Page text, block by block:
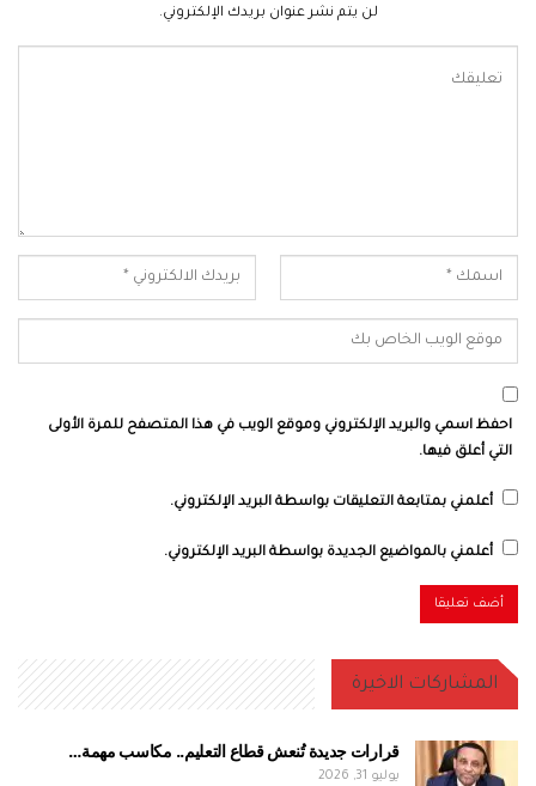
لن يتم نشر عنوان بريدك الإلكتروني.
احفظ اسمي والبريد الإلكتروني وموقع الويب في هذا المتصفح للمرة الأولى
التي أعلق فيها.
أعلمني بمتابعة التعليقات بواسطة البريد الإلكتروني.
أعلمني بالمواضيع الجديدة بواسطة البريد الإلكتروني.
المشاركات الاخيرة
قرارات جديدة تُنعش قطاع التعليم.. مكاسب مهمة…
يوليو 31, 2026